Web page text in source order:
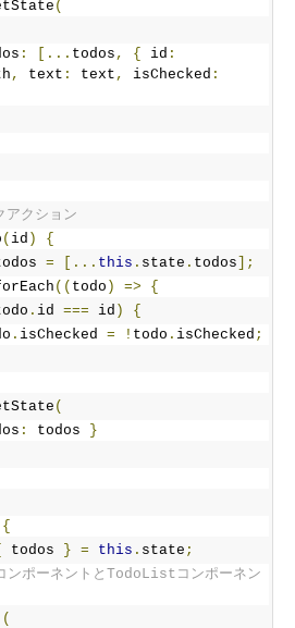
(
: [... todos , { id :
, text : text , isChecked :
クション
( id )
{
= [... this . state . todos ];
(( todo ) =>
{
. id === id )
{
. isChecked = ! todo . isChecked ;
(
: todos
}
{
todos } = this . state ;
ポーネントとTodoListコンポーネン
(